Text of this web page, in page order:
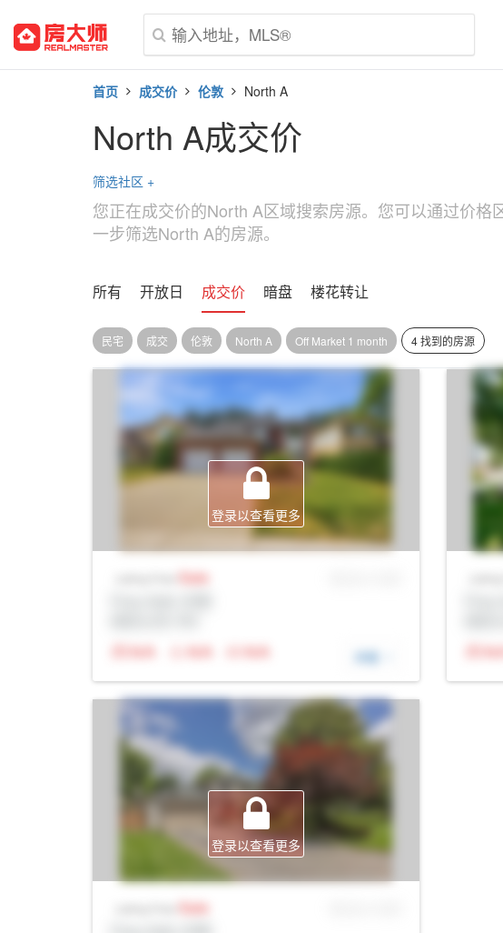
首页 成交价 伦敦 North A
North A成交价
筛选社区 +
您正在成交价的North A区域搜索房源。您可以通过价
一步筛选North A的房源。
所有 开放日 成交价 暗盘 楼花转让
民宅 成交 伦敦 North A Off Market 1 month 4 找到的房源
登录以查看更多
Sale
N/A
N/A N/A 详细
N/A
登录以查看更多
Sale